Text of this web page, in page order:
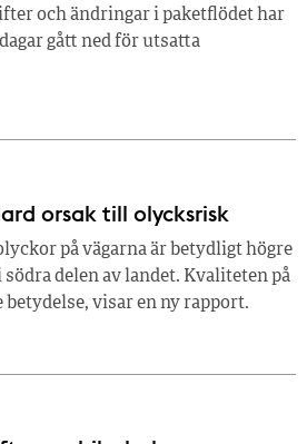
och ändringar i paketflödet har
gått ned för utsatta
orsak till olycksrisk
på vägarna är betydligt högre
delen av landet. Kvaliteten på
betydelse, visar en ny rapport.